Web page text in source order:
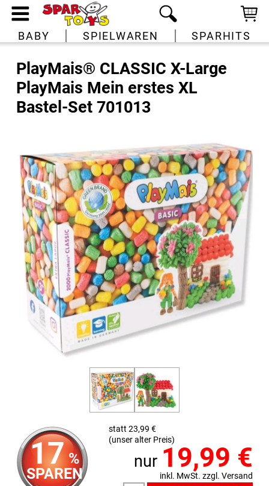
BABY SPIELWAREN SPARHITS
PlayMais® CLASSIC X-Large
PlayMais Mein erstes XL
Bastel-Set 701013
17 %
SPAREN
statt 23,99 €
(unser alter Preis)
nur 19,99 €
inkl. MwSt. zzgl. Versand